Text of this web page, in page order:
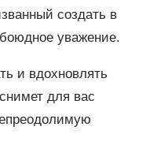
создать в
уважение.
и вдохновлять
для вас